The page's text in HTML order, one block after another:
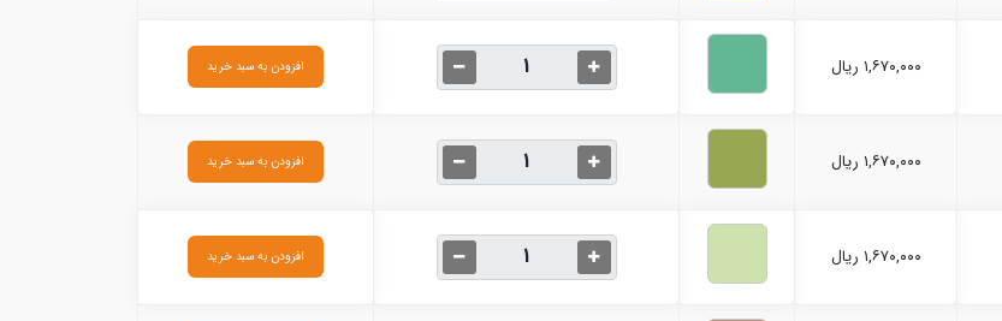
۱,۶۷۰,۰۰۰ ریال افزودن به سبد خرید
۱,۶۷۰,۰۰۰ ریال افزودن به سبد خرید
۱,۶۷۰,۰۰۰ ریال افزودن به سبد خرید